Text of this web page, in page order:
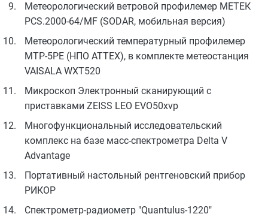
Метеорологический ветровой профилемер МЕТЕК
РСS.2000-64/MF (SODAR, мобильная версия)
Метеорологический температурный профилемер
МТР-5РЕ (НПО ATTEX), в комплекте метеостанция
VAISALA WXT520
Микроскоп Электронный сканирующий с
приставками ZEISS LEO EVO50xvp
Многофункциональный исследовательский
комплекс на базе масс-спектрометра Delta V
Advantage
Портативный настольный рентгеновский прибор
РИКОР
Спектрометр-радиометр "Quantulus-1220"